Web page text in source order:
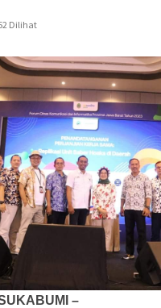
Dilihat
–